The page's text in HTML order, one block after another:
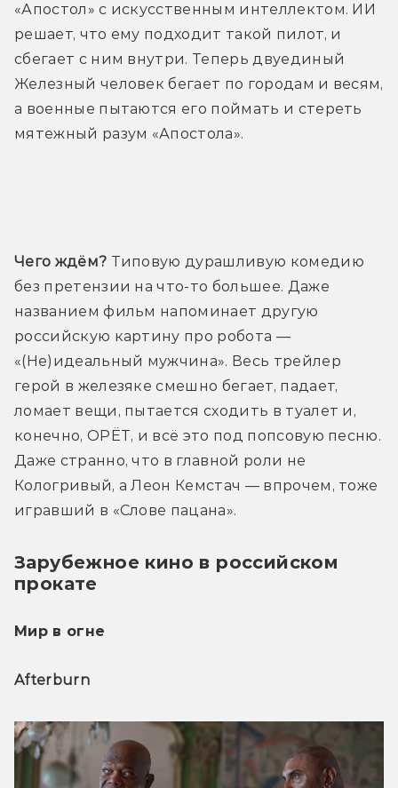
«Апостол» с искусственным интеллектом. ИИ
решает, что ему подходит такой пилот, и
сбегает с ним внутри. Теперь двуединый
Железный человек бегает по городам и весям,
а военные пытаются его поймать и стереть
мятежный разум «Апостола».
Чего ждём? Типовую дурашливую комедию
без претензии на что-то большее. Даже
названием фильм напоминает другую
российскую картину про робота —
«(Не)идеальный мужчина». Весь трейлер
герой в железяке смешно бегает, падает,
ломает вещи, пытается сходить в туалет и,
конечно, ОРЁТ, и всё это под попсовую песню.
Даже странно, что в главной роли не
Кологривый, а Леон Кемстач — впрочем, тоже
игравший в «Слове пацана».
Зарубежное кино в российском
прокате
Мир в огне
Afterburn